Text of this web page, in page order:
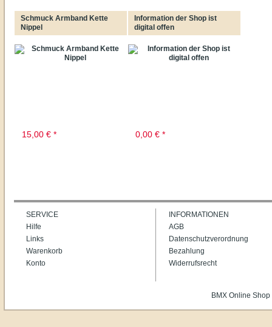
Schmuck Armband Kette
Nippel
15,00€ *
Information der Shop ist
digital offen
0,00€ *
SERVICE
Hilfe
Links
Warenkorb
Konto
INFORMATIONEN
AGB
Datenschutzverordnung
Bezahlung
Widerrufsrecht
BMX Online